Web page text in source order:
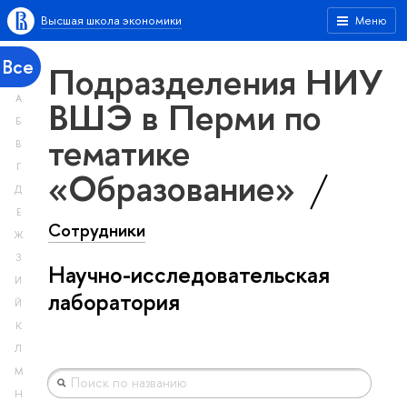
Меню
Высшая школа экономики
Все
А
Б
В
Г
Д
Е
Ж
З
И
Й
К
Л
М
Н
Подразделения НИУ
ВШЭ в Перми по
тематике
«Образование»
Сотрудники
Научно-исследовательская
лаборатория